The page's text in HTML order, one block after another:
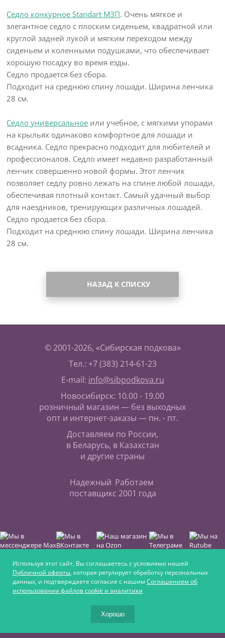
Седло конкурное Standart МЗП. Очень мягкое и
элегантное седло с плоским сиденьем, квадратной или
круглой задней лукой и мягким переходом между
сиденьем и коленными подушками, что обеспечивает
хорошую посадку во время езды.
Седло продается без сбора.
Подходит на среднюю спину лошади. Ширина ленчика
28 см.
Седло универсальное или учебное, с мягкими упорами
на крыльях одинаково комфортное для лошади и
всадника. Седло прекрасно подходит для любителей и
профессионалов. Седло имеет недавно разработанный
ленчик совершенно новой формы. Этот ленчик
позволяет седлу ровно лежать на спине любой лошади,
обеспечивая плотный контакт. Самый удачный выбор
для наездников, тренирующих различных лошадей.
Седло продается без сбора.
Подходит на среднюю спину лошади. Ширина ленчика
28 см.
НАЗАД К СПИСКУ
© 2001-2026, «Сибирская подкова»
Тел.: +7 (383) 214-61-23
E-mail: info@sibpodkova.ru
Новосибирск: 10.00 - 19.00
розничный магазин — без выходных
опт и интернет-заказы — пн. - пт.
Доставляем по России,
в Беларусь, в Казахстан
и другие страны
Надежный
поставщик
Работаем
с 2001 года
Интернет-магазин для любителей верховой езды,
фермеров
Используя этот сайт, Вы соглашаетесь с условиями нашей
Публичной оферты, которая регулирует обработку персональных
данных, и подтверждаете согласие с нашим Соглашением об
использовании файлов cookie и аналитики
Хорошо